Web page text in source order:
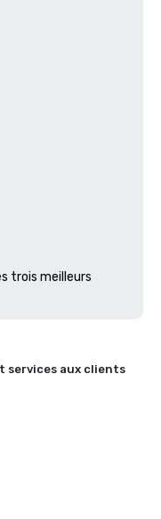
trois meilleurs
services aux clients